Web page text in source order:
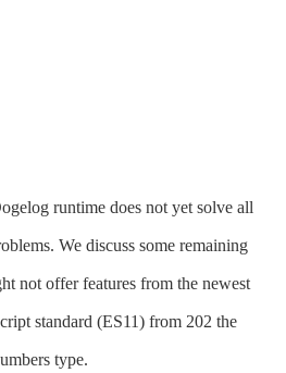
runtime does not yet solve all
We discuss some remaining
not offer features from the newest
standard (ES11) from 202 the
type.